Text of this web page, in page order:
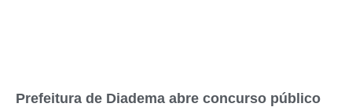
Prefeitura de Diadema abre concurso público